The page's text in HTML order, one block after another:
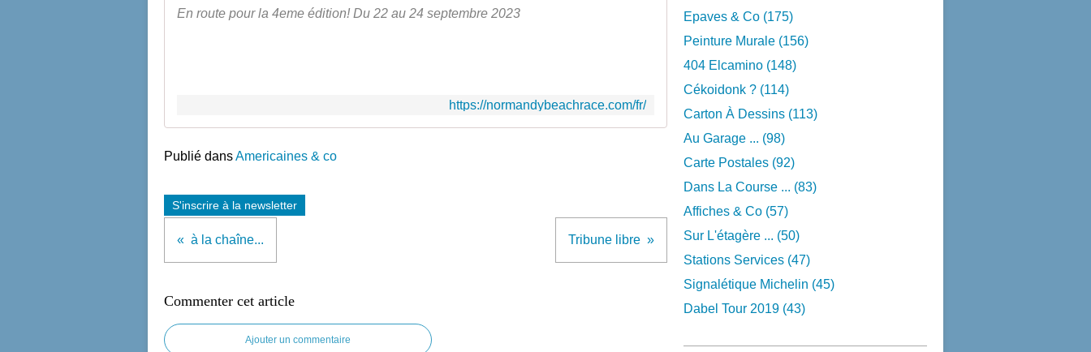
En route pour la 4eme édition! Du 22 au 24 septembre 2023
https://normandybeachrace.com/fr/
Publié dansAmericaines & co
S'inscrire à la newsletter
à la chaîne... Tribune libre
Commenter cet article
Ajouter un commentaire
Epaves & Co (175)
Peinture Murale (156)
404 Elcamino (148)
Cékoidonk ? (114)
Carton À Dessins (113)
Au Garage ... (98)
Carte Postales (92)
Dans La Course ... (83)
Affiches & Co (57)
Sur L'étagère ... (50)
Stations Services (47)
Signalétique Michelin (45)
Dabel Tour 2019 (43)